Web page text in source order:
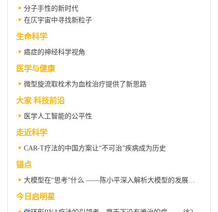
分子手性的新时代
在仄宇宙中寻找新粒子
生命科学
癌症的神经科学视角
医学与健康
微型旋流取栓术为血栓治疗提供了新思路
大家 科技前沿
医学人工智能的公平性
走近科学
CAR-T疗法的中国方案让“不可治”疾病成为历史
锚点
今日启明星